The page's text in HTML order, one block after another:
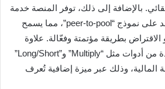
بالإضافة إلى ذلك، توفر المنصة خدمة
Kamino Lend، التي تعتمد على نموذج “peer-to-pool”، مما يسمح
بطريقة مؤتمتة وفعّالة. علاوة
على ذلك، يمكن الاستفادة من أدوات مثل “Multiply” و”Long/Short”
المالية، وذلك عبر ميزة إضافية تُعرف